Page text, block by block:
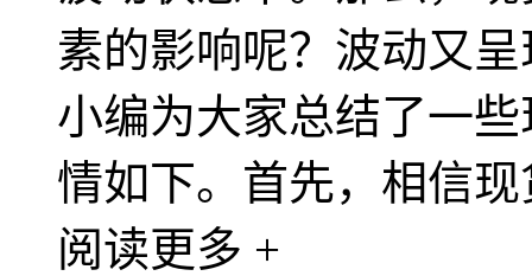
素的影响呢？波动又
小编为大家总结了一
情如下。首先，相信
阅读更多 +